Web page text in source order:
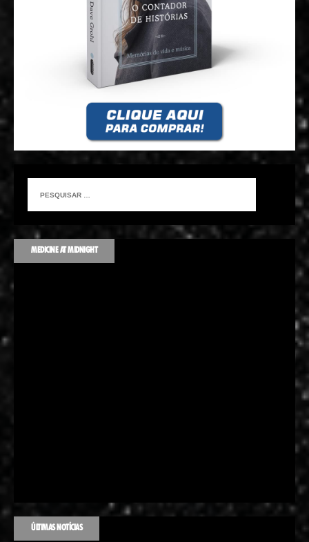
MEDICINE AT MIDNIGHT
ÚLTIMAS NOTÍCIAS